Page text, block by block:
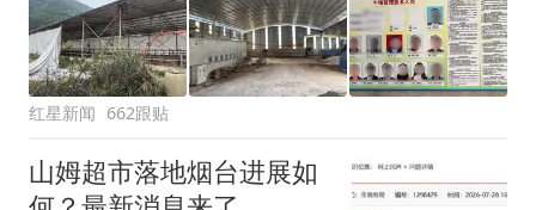
红星新闻 662跟贴
山姆超市落地烟台进展如